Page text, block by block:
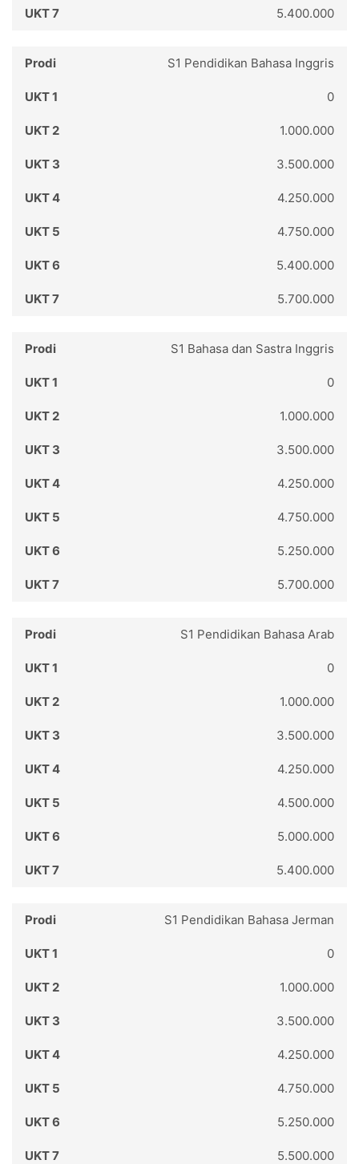
5.400.000
S1 Pendidikan Bahasa Inggris
0
1.000.000
3.500.000
4.250.000
4.750.000
5.400.000
5.700.000
S1 Bahasa dan Sastra Inggris
0
1.000.000
3.500.000
4.250.000
4.750.000
5.250.000
5.700.000
S1 Pendidikan Bahasa Arab
0
1.000.000
3.500.000
4.250.000
4.500.000
5.000.000
5.400.000
S1 Pendidikan Bahasa Jerman
0
1.000.000
3.500.000
4.250.000
4.750.000
5.250.000
5.500.000